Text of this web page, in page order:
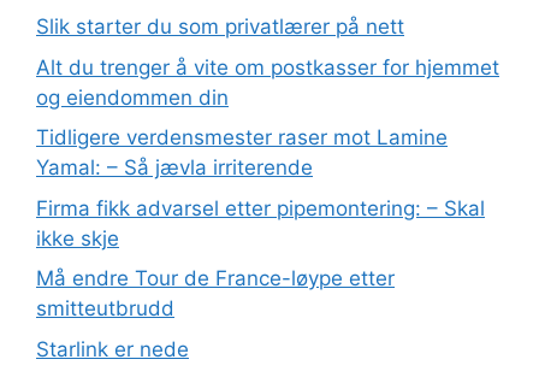
Slik starter du som privatlærer på nett
Alt du trenger å vite om postkasser for hjemmet
og eiendommen din
Tidligere verdensmester raser mot Lamine
Yamal: – Så jævla irriterende
Firma fikk advarsel etter pipemontering: – Skal
ikke skje
Må endre Tour de France-løype etter
smitteutbrudd
Starlink er nede